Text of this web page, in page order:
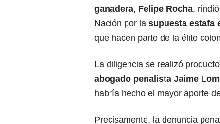
ganadera, Felipe Rocha,
Nación por la supuesta estafa
que hacen parte de la élite
La diligencia se realizó
abogado penalista Jaime
habría hecho el mayor aporte
Precisamente, la denuncia